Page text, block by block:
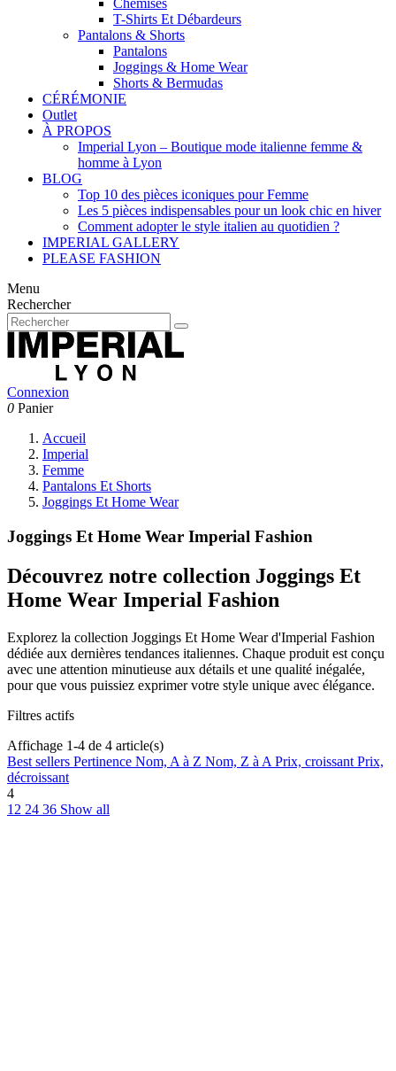
Chemises
T-Shirts Et Débardeurs
Pantalons & Shorts
Pantalons
Joggings & Home Wear
Shorts & Bermudas
CÉRÉMONIE
Outlet
À PROPOS
Imperial Lyon – Boutique mode italienne femme &
homme à Lyon
BLOG
Top 10 des pièces iconiques pour Femme
Les 5 pièces indispensables pour un look chic en hiver
Comment adopter le style italien au quotidien ?
IMPERIAL GALLERY
PLEASE FASHION
Menu
Rechercher
Connexion
0 Panier
Accueil
Imperial
Femme
Pantalons Et Shorts
Joggings Et Home Wear
Joggings Et Home Wear Imperial Fashion
Découvrez notre collection Joggings Et
Home Wear Imperial Fashion
Explorez la collection Joggings Et Home Wear d'Imperial Fashion
dédiée aux dernières tendances italiennes. Chaque produit est conçu
avec une attention minutieuse aux détails et une qualité inégalée,
pour que vous puissiez exprimer votre style unique avec élégance.
Filtres actifs
Affichage 1-4 de 4 article(s)
Best sellers Pertinence Nom, A à Z Nom, Z à A Prix, croissant Prix,
décroissant
4
12 24 36 Show all